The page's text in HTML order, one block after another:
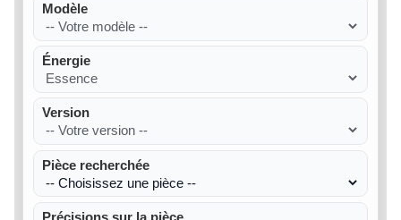
Modèle
Énergie
Version
Pièce recherchée
Précisions sur la pièce